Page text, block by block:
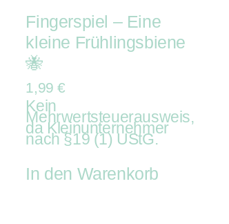
Fingerspiel – Eine
kleine Frühlingsbiene
🐝
1,99€
Kein
Mehrwertsteuerausweis,
da Kleinunternehmer
nach §19 (1) UStG.
In den Warenkorb